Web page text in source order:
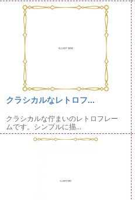
クラシカルなレトロフ...
クラシカルな佇まいのレトロフレー
ムです。シンプルに描...